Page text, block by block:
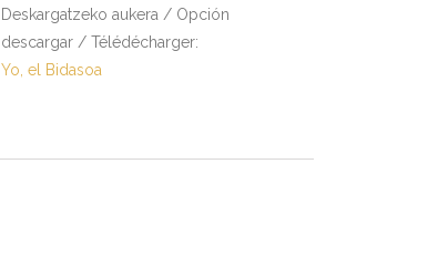
Deskargatzeko aukera / Opción
descargar / Télédécharger:
Yo, el Bidasoa